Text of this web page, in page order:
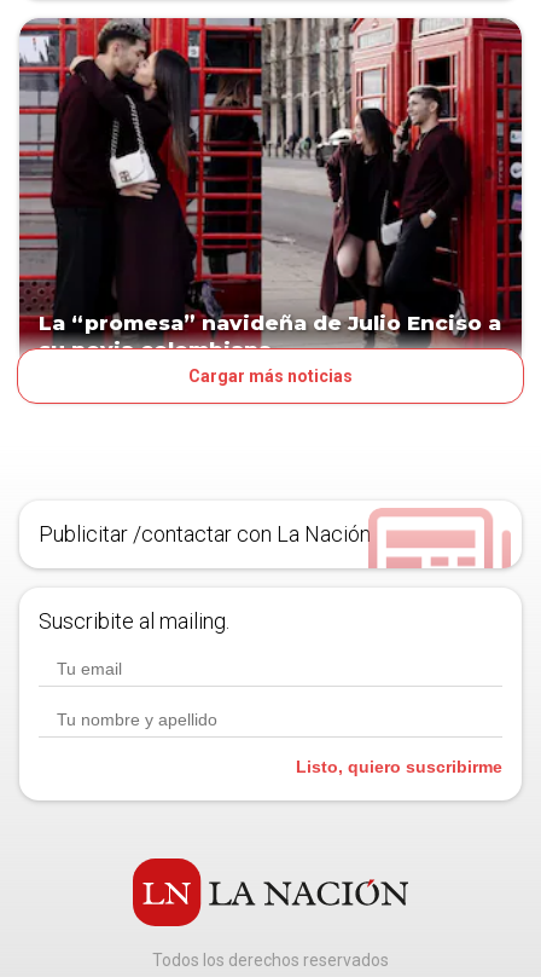
La “promesa” navideña de Julio Enciso a
su novia colombiana
Cargar más noticias
Publicitar /contactar con La Nación
Suscribite al mailing.
Listo, quiero suscribirme
Todos los derechos reservados